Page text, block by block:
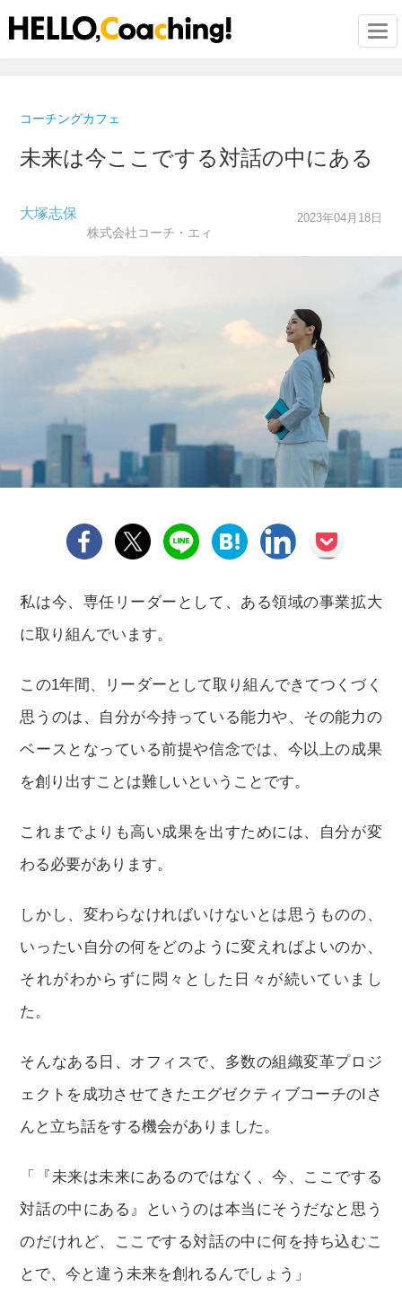
コーチングカフェ
未来は今ここでする対話の中にある
大塚志保
株式会社コーチ・エィ
2023年04月18日
私は今、専任リーダーとして、ある領域の事業拡大
に取り組んでいます。
この1年間、リーダーとして取り組んできてつくづく
思うのは、自分が今持っている能力や、その能力の
ベースとなっている前提や信念では、今以上の成果
を創り出すことは難しいということです。
これまでよりも高い成果を出すためには、自分が変
わる必要があります。
しかし、変わらなければいけないとは思うものの、
いったい自分の何をどのように変えればよいのか、
それがわからずに悶々とした日々が続いていまし
た。
そんなある日、オフィスで、多数の組織変革プロジ
ェクトを成功させてきたエグゼクティブコーチのIさ
んと立ち話をする機会がありました。
「『未来は未来にあるのではなく、今、ここでする
対話の中にある』というのは本当にそうだなと思う
のだけれど、ここでする対話の中に何を持ち込むこ
とで、今と違う未来を創れるんでしょう」